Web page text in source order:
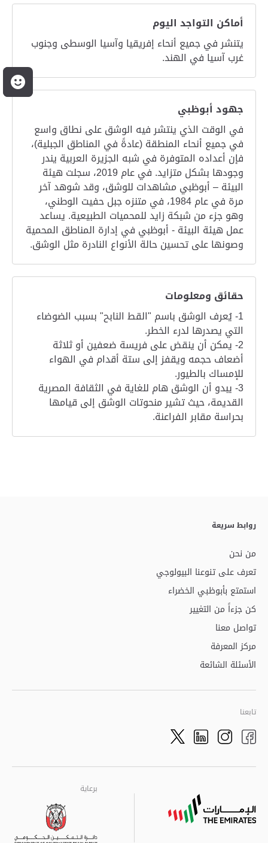
أماكن التواجد اليوم
يتنشر في جميع أنحاء إفريقيا وآسيا الوسطى وجنوب
غرب آسيا في الهند.
جهود أبوظبي
في الوقت الذي ينتشر فيه الوشق على نطاق واسع
في جميع أنحاء المنطقة (عادةً في المناطق الجبلية)،
فإن أعداده المتوفرة في شبه الجزيرة العربية يندر
وجودها بشكل متزايد. في عام 2019، سجلت هيئة
البيئة – أبوظبي مشاهدات للوشق، وقد شوهد آخر
مرة في عام 1984، في متنزه جبل حفيت الوطني،
وهو جزء من شبكة زايد للمحميات الطبيعية. يساعد
عمل هيئة البيئة - أبوظبي في إدارة المناطق المحمية
وصونها على تحسين حالة الأنواع النادرة مثل الوشق.
حقائق ومعلومات
1- يُعرف الوشق باسم "القط النابح" بسبب الضوضاء
التي يصدرها لدرء الخطر.
2- يمكن أن ينقض على فريسة ضعفين أو ثلاثة
أضعاف حجمه ويقفز إلى ستة أقدام في الهواء
للإمساك بالطيور.
3- يبدو أن الوشق هام للغاية في الثقافة المصرية
القديمة، حيث تشير منحوتات الوشق إلى قيامها
بحراسة مقابر الفراعنة.
روابط سريعة
من نحن
تعرف على تنوعنا البيولوجي
استمتع بأبوظبي الخضراء
كن جزءاً من التغيير
تواصل معنا
مركز المعرفة
الأسئلة الشائعة
تابعنا
Facebook
Instagram
LinkedIn
Twitter
برعاية
برعاية